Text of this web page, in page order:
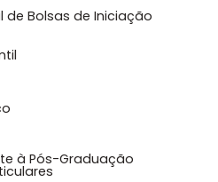
de Bolsas de Iniciação
à Pós-Graduação